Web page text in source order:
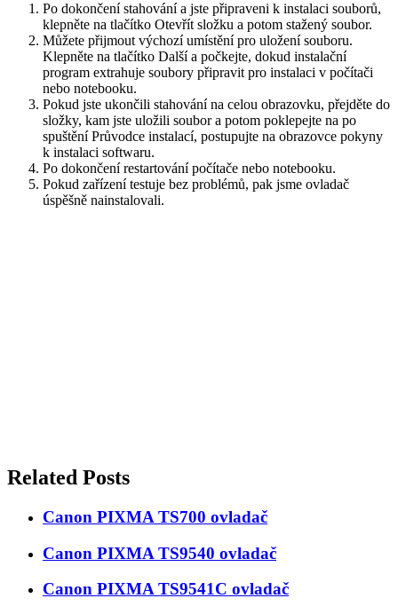
Po dokončení stahování a jste připraveni k instalaci souborů,
klepněte na tlačítko Otevřít složku a potom stažený soubor.
Můžete přijmout výchozí umístění pro uložení souboru.
Klepněte na tlačítko Další a počkejte, dokud instalační
program extrahuje soubory připravit pro instalaci v počítači
nebo notebooku.
Pokud jste ukončili stahování na celou obrazovku, přejděte do
složky, kam jste uložili soubor a potom poklepejte na po
spuštění Průvodce instalací, postupujte na obrazovce pokyny
k instalaci softwaru.
Po dokončení restartování počítače nebo notebooku.
Pokud zařízení testuje bez problémů, pak jsme ovladač
úspěšně nainstalovali.
Related Posts
Canon PIXMA TS700 ovladač
Canon PIXMA TS9540 ovladač
Canon PIXMA TS9541C ovladač